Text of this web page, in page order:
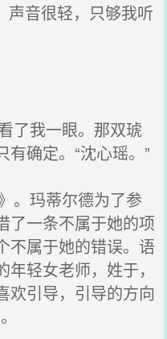
声音很轻，只够我听
了我一眼。那双琥
确定。“沈心瑶。”
。玛蒂尔德为了参
了一条不属于她的项
不属于她的错误。语
轻女老师，姓于，
欢引导，引导的方向